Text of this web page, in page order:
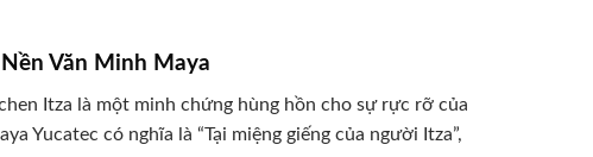
Văn Minh Maya
Itza là một minh chứng hùng hồn cho sự rực rỡ của
Yucatec có nghĩa là “Tại miệng giếng của người Itza”,